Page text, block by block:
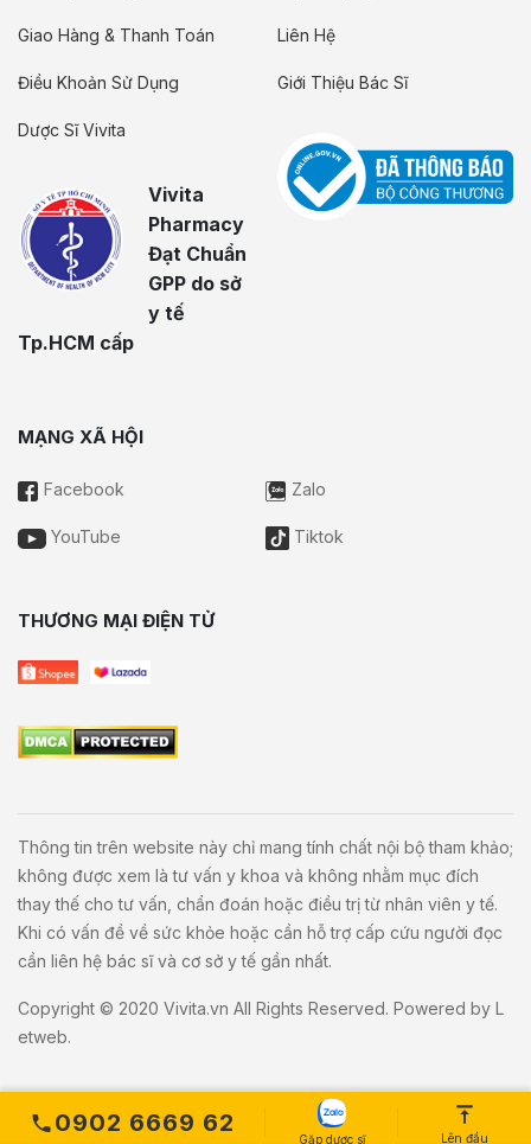
0902 6669 62
Gặp dược sĩ Lên đầu
Giao Hàng & Thanh Toán
Điều Khoản Sử Dụng
Dược Sĩ Vivita
Vivita
Pharmacy
Đạt Chuẩn
GPP do sở
y tế
Tp.HCM cấp
Liên Hệ
Giới Thiệu Bác Sĩ
MẠNG XÃ HỘI
Facebook Zalo
YouTube Tiktok
THƯƠNG MẠI ĐIỆN TỬ
Thông tin trên website này chỉ mang tính chất nội bộ tham khảo;
không được xem là tư vấn y khoa và không nhằm mục đích
thay thế cho tư vấn, chẩn đoán hoặc điều trị từ nhân viên y tế.
Khi có vấn đề về sức khỏe hoặc cần hỗ trợ cấp cứu người đọc
cần liên hệ bác sĩ và cơ sở y tế gần nhất.
Copyright © 2020 Vivita.vn All Rights Reserved. Powered by L
etweb.